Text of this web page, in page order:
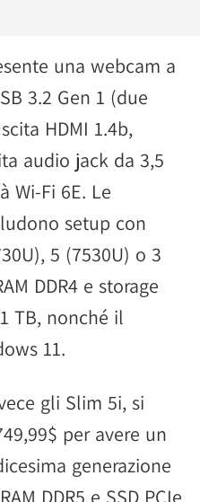
una webcam a
3.2 Gen 1 (due
HDMI 1.4b,
audio jack da 3,5
Wi-Fi 6E. Le
setup con
5 (7530U) o 3
DDR4 e storage
TB, nonché il
11.
gli Slim 5i, si
per avere un
generazione
DDR5 e SSD PCIe